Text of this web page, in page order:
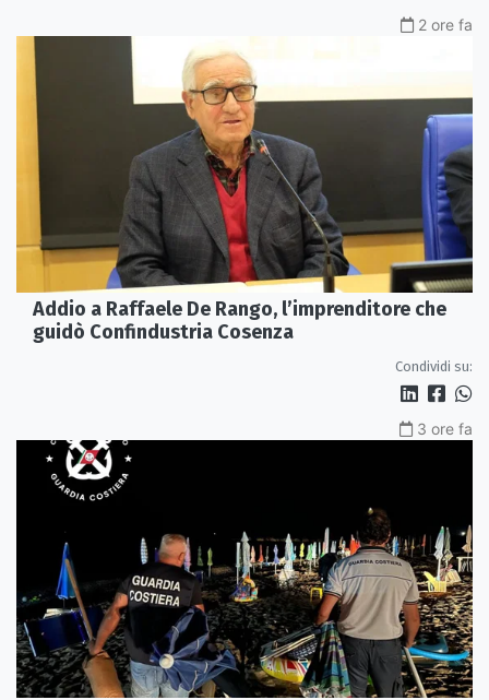
2 ore fa
Addio a Raffaele De Rango, l’imprenditore che
guidò Confindustria Cosenza
Condividi su:
3 ore fa